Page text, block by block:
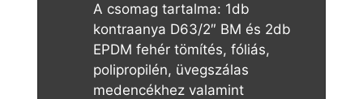
A csomag tartalma: 1db
kontraanya D63/2″ BM és 2db
EPDM fehér tömítés, fóliás,
polipropilén, üvegszálas
medencékhez valamint